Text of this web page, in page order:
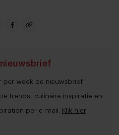
per week de nieuwsbrief
trends, culinaire inspiratie en
per e-mail. Klik hier